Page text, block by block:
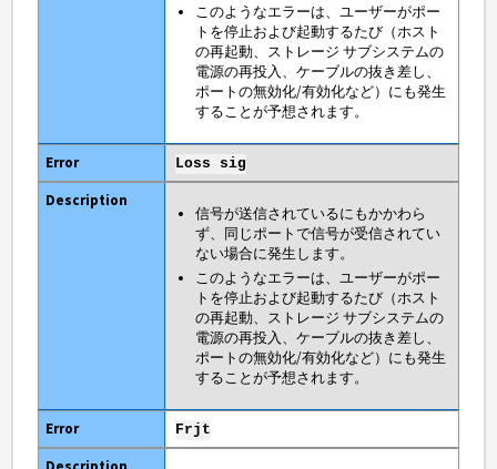
このようなエラーは、ユーザーがポー
トを停止および起動するたび（ホスト
の再起動、ストレージ サブシステムの
電源の再投入、ケーブルの抜き差し、
ポートの無効化/有効化など）にも発生
することが予想されます。
Loss sig
信号が送信されているにもかかわら
ず、同じポートで信号が受信されてい
ない場合に発生します。
このようなエラーは、ユーザーがポー
トを停止および起動するたび（ホスト
の再起動、ストレージ サブシステムの
電源の再投入、ケーブルの抜き差し、
ポートの無効化/有効化など）にも発生
することが予想されます。
Frjt